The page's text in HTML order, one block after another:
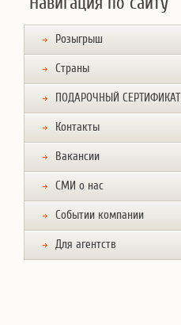
Розыгрыш
Страны
ПОДАРОЧНЫЙ СЕРТИФИКАТ
Контакты
Вакансии
СМИ о нас
Событии компании
Для агентств